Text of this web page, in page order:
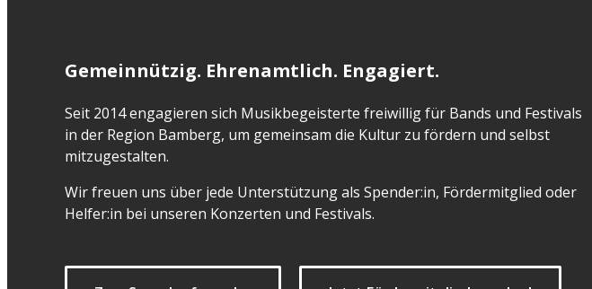
Gemeinnützig. Ehrenamtlich. Engagiert.
Seit 2014 engagieren sich Musikbegeisterte freiwillig für Bands und Festivals
in der Region Bamberg, um gemeinsam die Kultur zu fördern und selbst
mitzugestalten.
Wir freuen uns über jede Unterstützung als Spender:in, Fördermitglied oder
Helfer:in bei unseren Konzerten und Festivals.